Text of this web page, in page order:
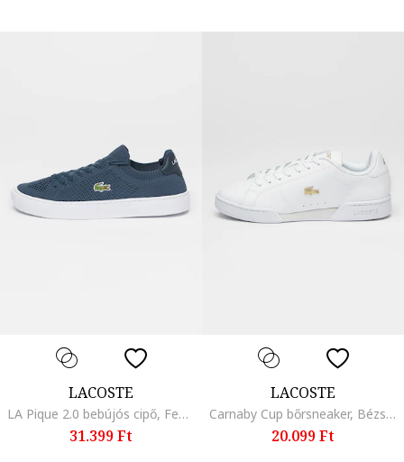
LACOSTE
LA Pique 2.0 bebújós cipő, Fehér/Tengerészkék
31.399 Ft
LACOSTE
Carnaby Cup bőrsneaker, Bézs/Fehér
20.099 Ft